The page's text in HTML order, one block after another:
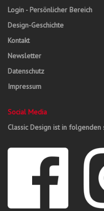
Login - Persönlicher Bereich
Design-Geschichte
Kontakt
Newsletter
Datenschutz
Impressum
Social Media
Classic Design ist in